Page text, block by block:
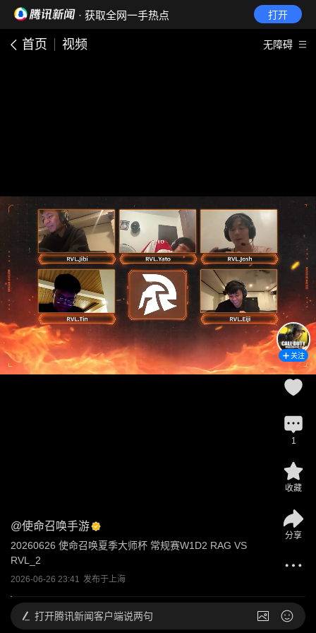
· 获取全网一手热点 打开
首页 视频 无障碍
@使命召唤手游
20260626 使命召唤夏季大师杯 常规赛W1D2 RAG VS
RVL_2
2026-06-26 23:41 发布于上海
关注
1
收藏
分享
打开腾讯新闻客户端说两句